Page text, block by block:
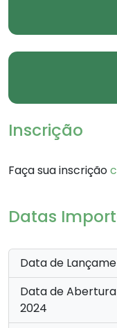
Inscrição
Faça sua inscrição
Datas
Data de
Data de
2024